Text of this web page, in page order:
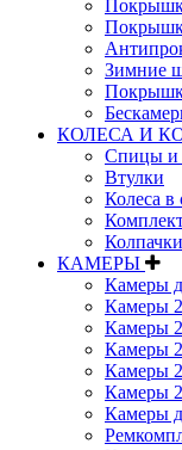
Зимние
КОЛЕСА И
Спицы и
Втулки
Колеса в
КАМЕРЫ
Камеры
Камеры
Камеры
Камеры
Камеры
Камеры
Камеры